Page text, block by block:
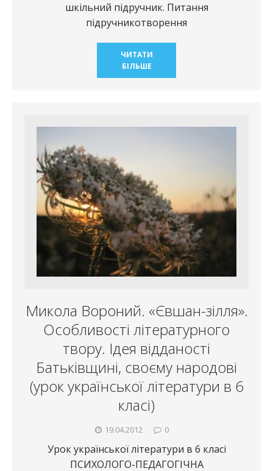
шкільний підручник. Питання
підручникотворення
ЧИТАТИ
БІЛЬШЕ
Микола Вороний. «Євшан-зілля».
Особливості літературного
твору. Ідея відданості
Батьківщині, своєму народові
(урок української літератури в 6
класі)
19.04.2012 0
Урок української літератури в 6 класі
ПСИХОЛОГО-ПЕДАГОГІЧНА